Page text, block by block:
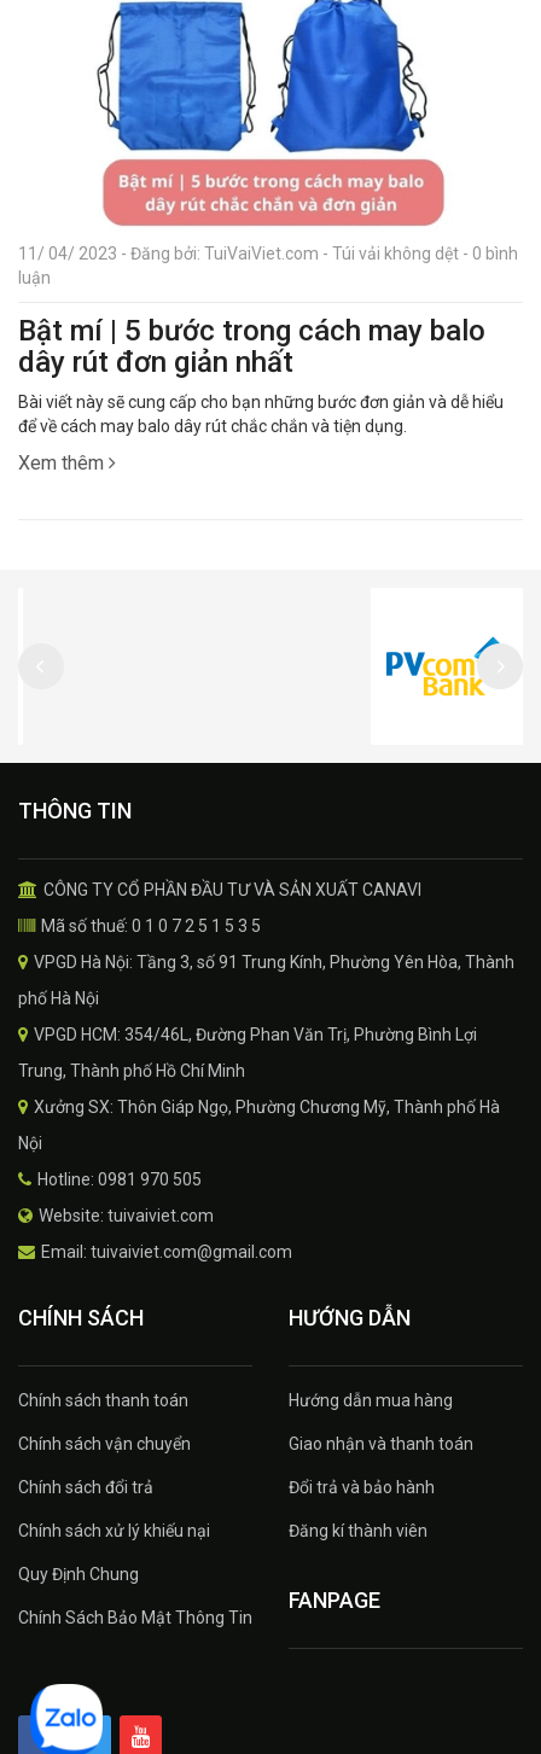
11/ 04/ 2023 - Đăng bởi: TuiVaiViet.com - Túi vải không dệt - 0 bình
luận
Bật mí | 5 bước trong cách may balo
dây rút đơn giản nhất
Bài viết này sẽ cung cấp cho bạn những bước đơn giản và dễ hiểu
để về cách may balo dây rút chắc chắn và tiện dụng.
Xem thêm
THÔNG TIN
CÔNG TY CỔ PHẦN ĐẦU TƯ VÀ SẢN XUẤT CANAVI
Mã số thuế: 0 1 0 7 2 5 1 5 3 5
VPGD Hà Nội: Tầng 3, số 91 Trung Kính, Phường Yên Hòa, Thành
phố Hà Nội
VPGD HCM: 354/46L, Đường Phan Văn Trị, Phường Bình Lợi
Trung, Thành phố Hồ Chí Minh
Xưởng SX: Thôn Giáp Ngọ, Phường Chương Mỹ, Thành phố Hà
Nội
Hotline: 0981 970 505
Website: tuivaiviet.com
Email: tuivaiviet.com@gmail.com
CHÍNH SÁCH
Chính sách thanh toán
Chính sách vận chuyển
Chính sách đổi trả
Chính sách xử lý khiếu nại
Quy Định Chung
Chính Sách Bảo Mật Thông Tin
HƯỚNG DẪN
Hướng dẫn mua hàng
Giao nhận và thanh toán
Đổi trả và bảo hành
Đăng kí thành viên
FANPAGE